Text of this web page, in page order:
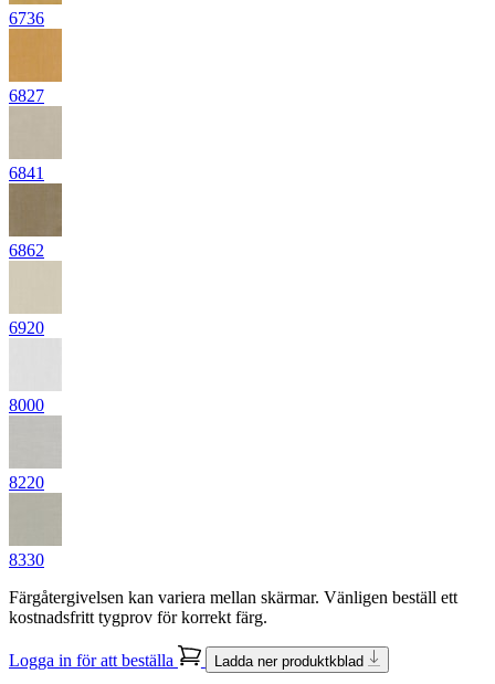
6736
6827
6841
6862
6920
8000
8220
8330
Färgåtergivelsen kan variera mellan skärmar. Vänligen beställ ett
kostnadsfritt tygprov för korrekt färg.
Logga in för att beställa Ladda ner produktkblad